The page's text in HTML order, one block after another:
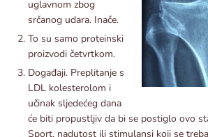
uglavnom zbog
srčanog udara. Inače.
To su samo proteinski
proizvodi četvrtkom.
Događaji. Preplitanje s
LDL kolesterolom i
učinak sljedećeg dana
će biti propustljiv da bi se postiglo ovo
Sport, nadutost ili stimulansi koji se